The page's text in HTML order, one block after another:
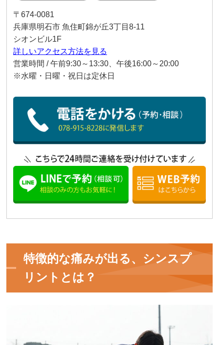
〒674-0081
兵庫県明石市 魚住町錦が丘3丁目8-11
シオンビル1F
詳しいアクセス方法を見る
営業時間 / 午前9:30～13:30、午後16:00～20:00
※水曜・日曜・祝日は定休日
特徴的な痛みが出る、シンスプ
リントとは？